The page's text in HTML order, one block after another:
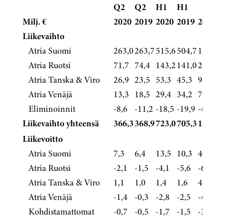
Q2 Q2 H1
H1
Milj. €
2020 2019 2020 2019 2019
Liikevaihto
Atria Suomi
263,0263,7515,6504,71 033,8
Atria Ruotsi
71,7 74,4 143,2141,0289,4
Atria Tanska & Viro
26,9 23,5 53,3 45,3 96,6
Atria Venäjä
13,3 18,5 29,4 34,2 73,8
Eliminoinnit
-8,6 -11,2 -18,5 -19,9 -42,3
Liikevaihto yhteensä
366,3368,9723,0705,31 451,3
Liikevoitto
Atria Suomi
7,3 6,4 13,5 10,3 40,0
Atria Ruotsi
-2,1 -1,5 -4,1 -5,6
-6,1
Atria Tanska & Viro
1,1 1,0 1,4 1,6
4,4
Atria Venäjä
-1,4 -0,3 -2,8 -2,5
-4,0
Kohdistamattomat
-0,7 -0,5 -1,7 -1,5
-3,1